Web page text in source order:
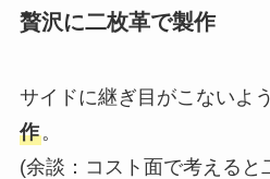
贅沢に二枚革で製作
サイドに継ぎ目がこないよう
作。
(余談：コスト面で考えると